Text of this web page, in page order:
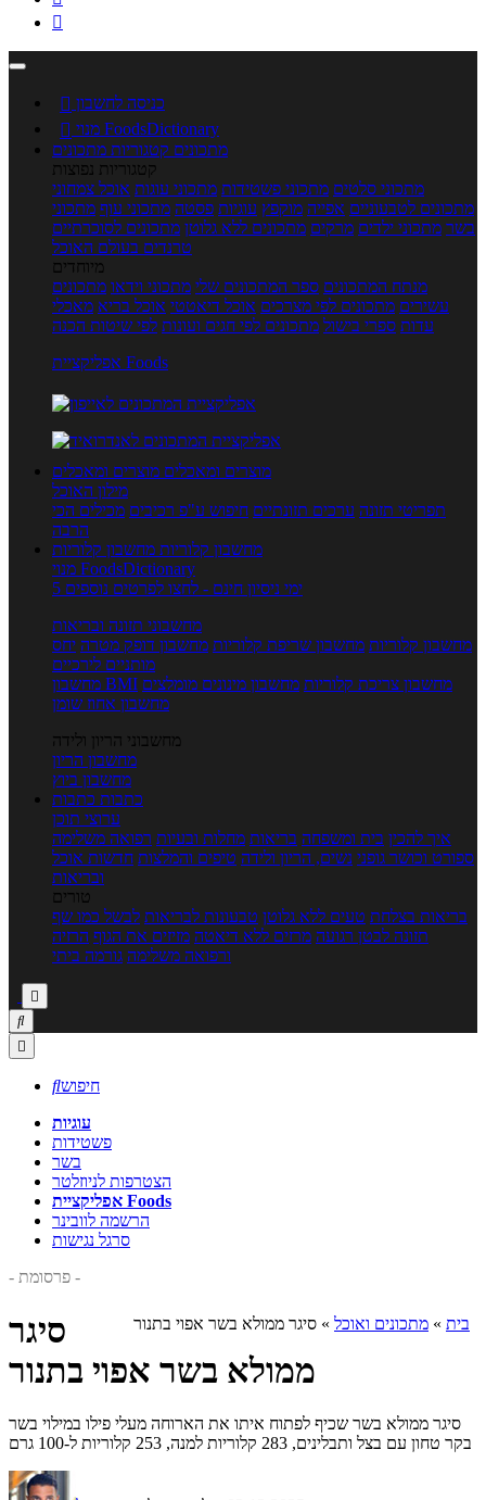

 כניסה לחשבון

מנוי FoodsDictionary
מתכונים קטגוריות מתכונים
קטגוריות נפוצות
מתכוני סלטים מתכוני פשטידות מתכוני עוגות אוכל צמחוני
מתכונים לטבעוניים אפייה מוקפץ עוגיות פסטה מתכוני עוף מתכוני
בשר מתכוני ילדים מרקים מתכונים ללא גלוטן מתכונים לסוכרתיים
טרנדים בעולם האוכל
מיוחדים
מנתח המתכונים ספר המתכונים שלי מתכוני וידאו מתכונים
עשירים מתכונים לפי מצרכים אוכל דיאטטי אוכל בריא מאכלי
עדות ספרי בישול מתכונים לפי חגים ועונות לפי שיטות הכנה
אפליקציית Foods
מוצרים ומאכלים מוצרים ומאכלים
מילון האוכל
תפריטי תזונה ערכים תזונתיים חיפוש ע"פ רכיבים מכילים הכי
הרבה
מחשבון קלוריות מחשבון קלוריות
מנוי FoodsDictionary
5 ימי ניסיון חינם - לחצו לפרטים נוספים
מחשבוני תזונה ובריאות
מחשבון קלוריות מחשבון שריפת קלוריות מחשבון דופק מטרה יחס
מותניים לירכיים
מחשבון BMI
מחשבון צריכת קלוריות מחשבון מינונים מומלצים
מחשבון אחוז שומן
מחשבוני הריון ולידה
מחשבון הריון
מחשבון ביוץ
כתבות כתבות
ערוצי תוכן
איך להכין בית ומשפחה בריאות מחלות ובעיות רפואה משלימה
ספורט וכושר גופני נשים, הריון ולידה טיפים והמלצות חדשות אוכל
ובריאות
טורים
בריאות בצלחת טעים ללא גלוטן טבעונות לבריאות לבשל כמו שף
תזונה לבטן רגועה מרזים ללא דיאטה מזיזים את הגוף הרזיה
ורפואה משלימה גורמה ביתי



חיפוש
עוגיות
פשטידות
בשר
הצטרפות לניוזלטר
אפליקציית Foods
הרשמה לוובינר
סרגל נגישות
- פרסומת -
בית » מתכונים ואוכל » סיגר ממולא בשר אפוי בתנור
סיגר
ממולא בשר אפוי בתנור
סיגר ממולא בשר שכיף לפתוח איתו את הארוחה מעלי פילו במילוי בשר
בקר טחון עם בצל ותבלינים, 283 קלוריות למנה, 253 קלוריות ל-100 גרם